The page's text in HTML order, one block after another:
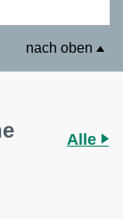
nach oben
Alle